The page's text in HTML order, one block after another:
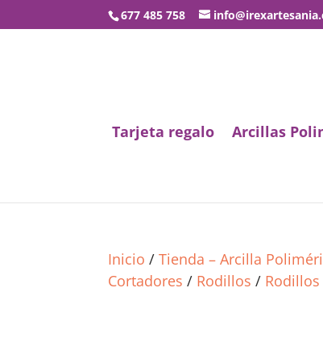
677 485 758
Tarjeta regalo Arcillas
Inicio /Tienda – Arcilla
Cortadores / Rodillos /